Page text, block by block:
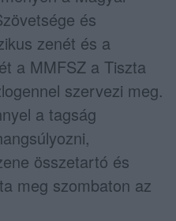
és
zenét és a
a MMFSZ a Tiszta
szervezi meg.
a tagság
összetartó és
meg szombaton az